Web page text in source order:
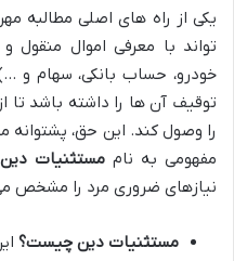
یکی از راه های اصلی مطالبه
تواند با معرفی اموال منقول
خودرو، حساب بانکی، سهام و
توقیف آن ها را داشته باشد تا
را وصول کند. این حق، پشتوانه
مفهومی به نام مستثنیات دین
نیازهای ضروری مرد را مشخص
مستثنیات دین چیست؟